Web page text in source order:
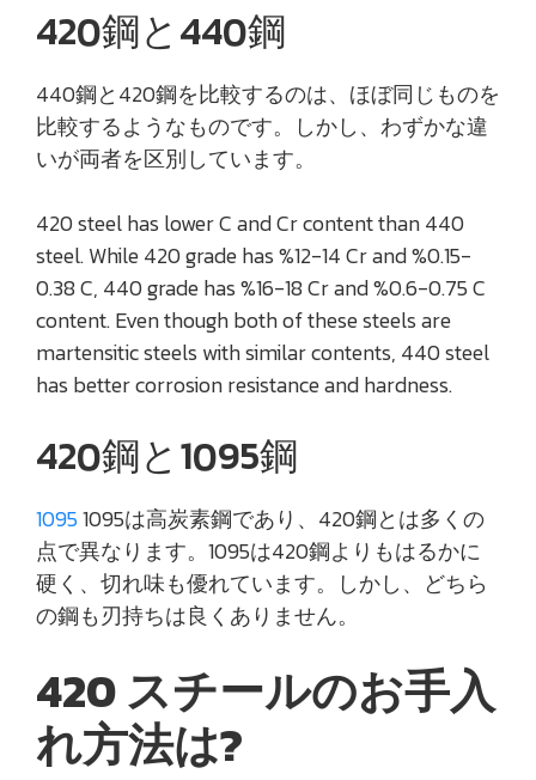
420鋼と440鋼
440鋼と420鋼を比較するのは、ほぼ同じものを
比較するようなものです。しかし、わずかな違
いが両者を区別しています。
420 steel has lower C and Cr content than 440
steel. While 420 grade has %12-14 Cr and %0.15-
0.38 C, 440 grade has %16-18 Cr and %0.6-0.75 C
content. Even though both of these steels are
martensitic steels with similar contents, 440 steel
has better corrosion resistance and hardness.
420鋼と1095鋼
10951095は高炭素鋼であり、420鋼とは多くの
点で異なります。1095は420鋼よりもはるかに
硬く、切れ味も優れています。しかし、どちら
の鋼も刃持ちは良くありません。
420 スチールのお手入
れ方法は?